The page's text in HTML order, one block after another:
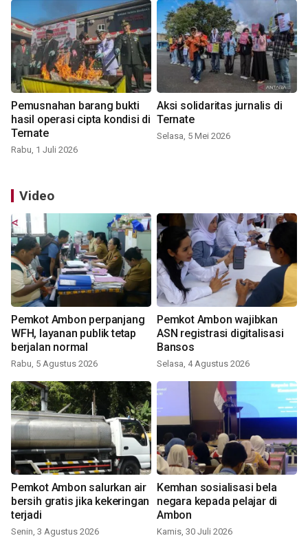
Pemusnahan barang bukti
hasil operasi cipta kondisi di
Ternate
Rabu, 1 Juli 2026
Aksi solidaritas jurnalis di
Ternate
Selasa, 5 Mei 2026
Video
Pemkot Ambon perpanjang
WFH, layanan publik tetap
berjalan normal
Rabu, 5 Agustus 2026
Pemkot Ambon wajibkan
ASN registrasi digitalisasi
Bansos
Selasa, 4 Agustus 2026
Pemkot Ambon salurkan air
bersih gratis jika kekeringan
terjadi
Senin, 3 Agustus 2026
Kemhan sosialisasi bela
negara kepada pelajar di
Ambon
Kamis, 30 Juli 2026